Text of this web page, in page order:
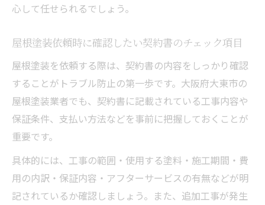
心して任せられるでしょう。
屋根塗装依頼時に確認したい契約書のチェック項目
屋根塗装を依頼する際は、契約書の内容をしっかり確認
することがトラブル防止の第一歩です。大阪府大東市の
屋根塗装業者でも、契約書に記載されている工事内容や
保証条件、支払い方法などを事前に把握しておくことが
重要です。
具体的には、工事の範囲・使用する塗料・施工期間・費
用の内訳・保証内容・アフターサービスの有無などが明
記されているか確認しましょう。また、追加工事が発生